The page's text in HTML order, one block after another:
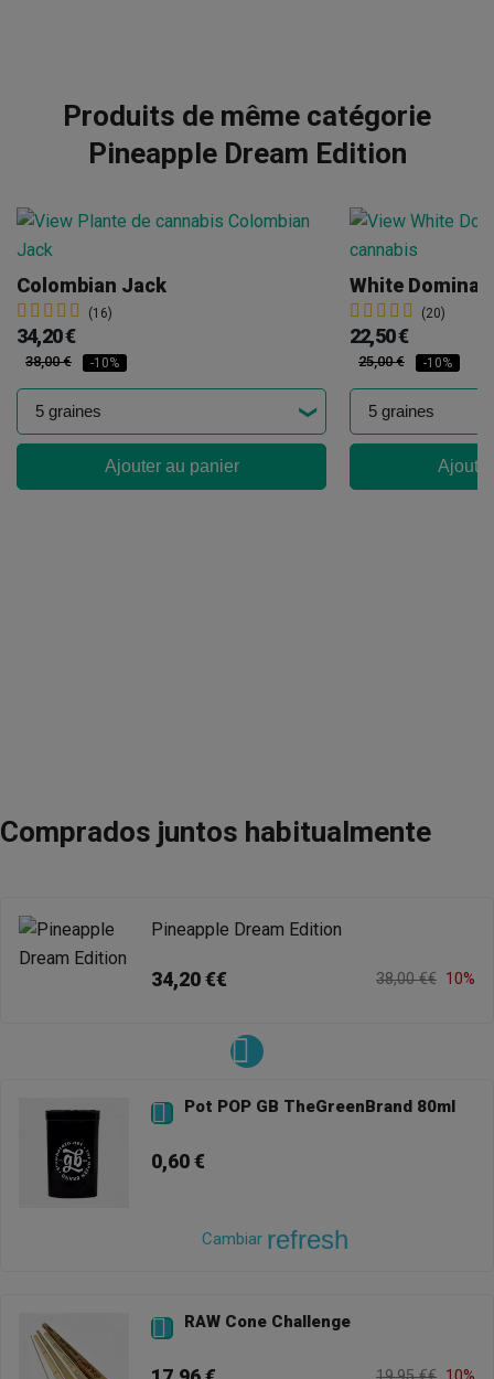
Produits de même catégorie
Pineapple Dream Edition
Colombian Jack
(16)
34,20 €
38,00 € -10%
Ajouter au panier
White Domina
(20)
22,50 €
25,00 € -10%
Comprados juntos habitualmente
Pineapple Dream Edition
34,20 €€ 38,00 €€ 10%
 Pot POP GB TheGreenBrand 80ml
0,60 €
Cambiar refresh
 RAW Cone Challenge